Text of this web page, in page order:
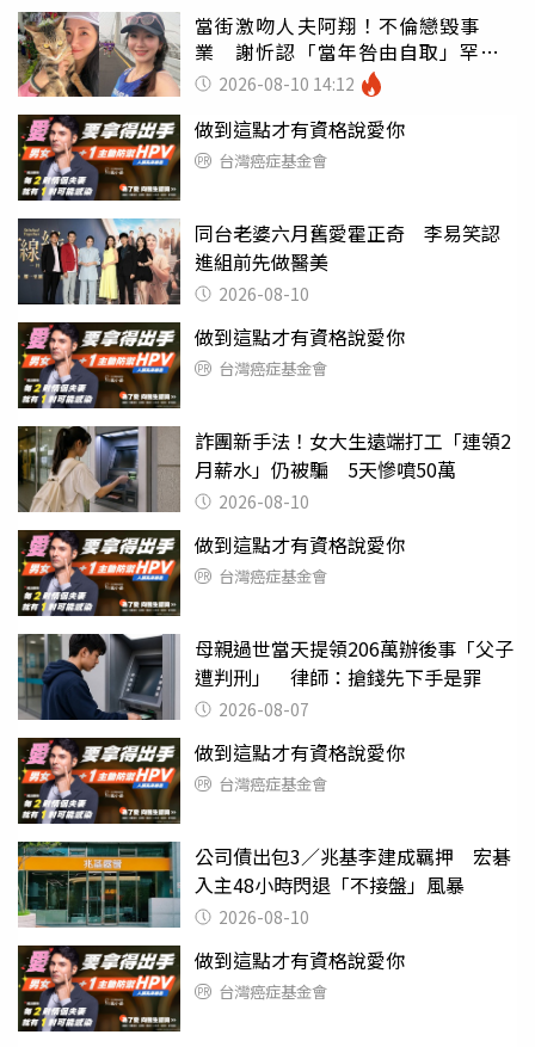
當街激吻人夫阿翔！不倫戀毀事
業 謝忻認「當年咎由自取」罕吐
心聲2026-08-10 14:12
做到這點才有資格說愛你
台灣癌症基金會
同台老婆六月舊愛霍正奇 李易笑認
進組前先做醫美
2026-08-10
做到這點才有資格說愛你
台灣癌症基金會
詐團新手法！女大生遠端打工「連領2
月薪水」仍被騙 5天慘噴50萬
2026-08-10
做到這點才有資格說愛你
台灣癌症基金會
母親過世當天提領206萬辦後事「父子
遭判刑」 律師：搶錢先下手是罪
2026-08-07
做到這點才有資格說愛你
台灣癌症基金會
公司債出包3／兆基李建成羈押 宏碁
入主48小時閃退「不接盤」風暴
2026-08-10
做到這點才有資格說愛你
台灣癌症基金會